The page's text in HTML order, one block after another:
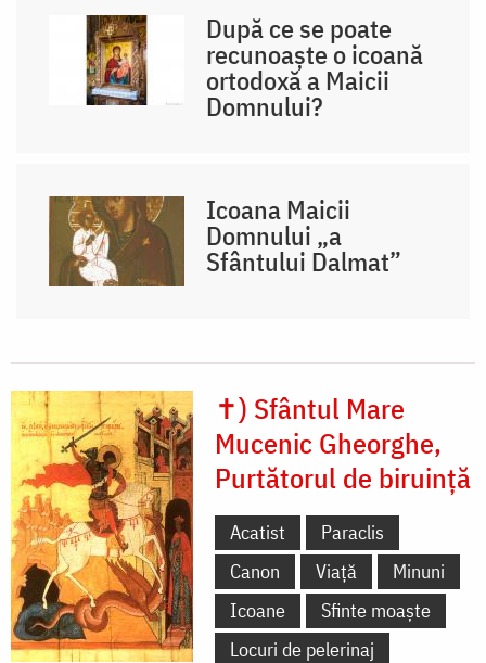
După ce se poate
recunoaște o icoană
ortodoxă a Maicii
Domnului?
Icoana Maicii
Domnului „a
Sfântului Dalmat”
✝) Sfântul Mare
Mucenic Gheorghe,
Purtătorul de biruință
Acatist
Paraclis
Canon
Viață
Minuni
Icoane
Sfinte moaște
Locuri de pelerinaj